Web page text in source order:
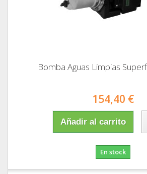
Bomba Aguas Limpias
154,40 €
Añadir al carrito
En stock